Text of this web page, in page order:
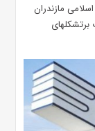
مازندران
برتشکلهای